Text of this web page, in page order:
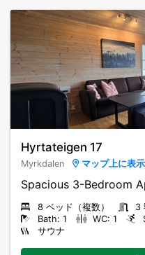
Hyrtateigen 17
Myrkdalen マップ上に表
Spacious 3-Bedroom
8 ベッド（複数） 3
Bath: 1
WC: 1
サウナ